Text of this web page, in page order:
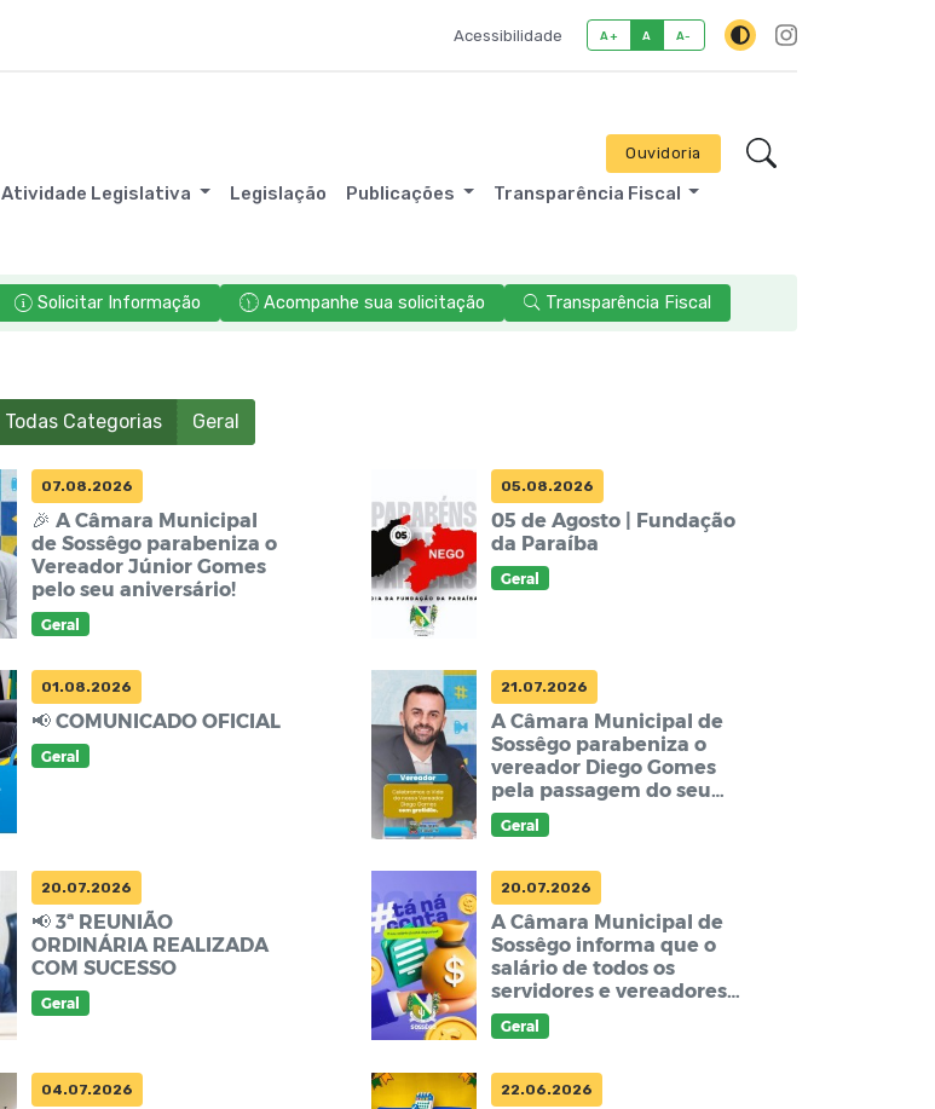
Acessibilidade A+ A A-
Atividade Legislativa Legislação Publicações Transparência Fiscal
Ouvidoria
Solicitar Informação Acompanhe sua solicitação Transparência Fiscal
Todas Categorias Geral
07.08.2026
🎉 A Câmara Municipal
de Sossêgo parabeniza o
Vereador Júnior Gomes
pelo seu aniversário!
Geral
05.08.2026
05 de Agosto | Fundação
da Paraíba
Geral
01.08.2026
📢 COMUNICADO OFICIAL
Geral
21.07.2026
A Câmara Municipal de
Sossêgo parabeniza o
vereador Diego Gomes
pela passagem do seu
aniversário.
Geral
20.07.2026
📢 3ª REUNIÃO
ORDINÁRIA REALIZADA
COM SUCESSO
Geral
20.07.2026
A Câmara Municipal de
Sossêgo informa que o
salário de todos os
servidores e vereadores
já foi creditado em
conta.
Geral
04.07.2026 22.06.2026